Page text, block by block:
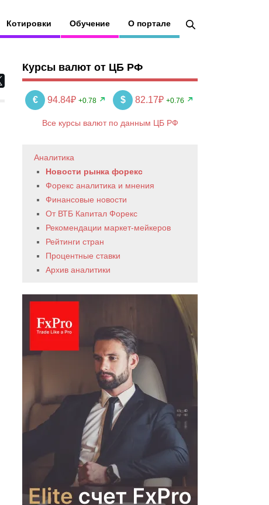
Котировки Обучение О портале
Курсы валют от ЦБ РФ
€ 94.84₽ +0.78 $ 82.17₽ +0.76
Все курсы валют по данным ЦБ РФ
Аналитика
Новости рынка форекс
Форекс аналитика и мнения
Финансовые новости
От ВТБ Капитал Форекс
Рекомендации маркет-мейкеров
Рейтинги стран
Процентные ставки
Архив аналитики